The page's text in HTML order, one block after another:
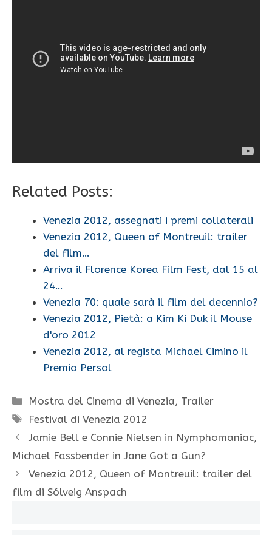
Related Posts:
Venezia 2012, assegnati i premi collaterali
Venezia 2012, Queen of Montreuil: trailer
del film…
Arriva il Florence Korea Film Fest, dal 15 al
24…
Venezia 70: quale sarà il film del decennio?
Venezia 2012, Pietà: a Kim Ki Duk il Mouse
d'oro 2012
Venezia 2012, al regista Michael Cimino il
Premio Persol
Categorie
Mostra del Cinema di Venezia, Trailer
Tag
Festival di Venezia 2012
Jamie Bell e Connie Nielsen in Nymphomaniac,
Michael Fassbender in Jane Got a Gun?
Venezia 2012, Queen of Montreuil: trailer del
film di Sólveig Anspach